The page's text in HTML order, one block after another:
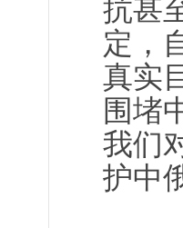
抗甚
定，
真实
围堵
我们
护中